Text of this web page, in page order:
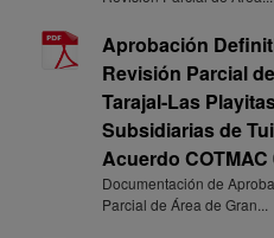
Aprobación
Revisión Parcial
Tarajal-Las
Subsidiarias de
Acuerdo COTMAC
Documentación de
Parcial de Área de Gran...